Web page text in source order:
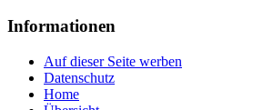
Informationen
Auf dieser Seite werben
Datenschutz
Home